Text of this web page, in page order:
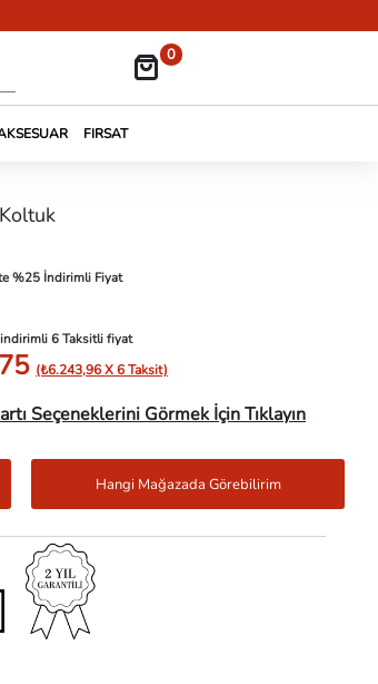
0
FIRSAT
%25 İndirimli Fiyat
6 Taksitli fiyat
(₺6.243,96 X 6 Taksit)
Seçeneklerini Görmek İçin Tıklayın
Hangi Mağazada Görebilirim